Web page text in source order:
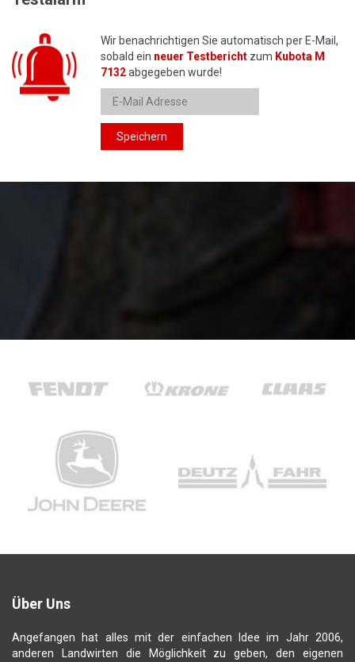
Wir benachrichtigen Sie automatisch per E-Mail,
sobald ein neuer Testbericht zum Kubota M
7132abgegeben wurde!
Speichern
Über Uns
Angefangen hat alles mit der einfachen Idee im Jahr 2006,
anderen Landwirten die Möglichkeit zu geben, den eigenen